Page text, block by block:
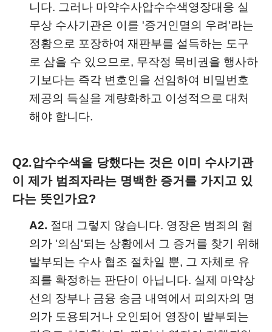
니다. 그러나 마약수사압수수색영장대응 실
무상 수사기관은 이를 '증거인멸의 우려'라는
정황으로 포장하여 재판부를 설득하는 도구
로 삼을 수 있으므로, 무작정 묵비권을 행사하
기보다는 즉각 변호인을 선임하여 비밀번호
제공의 득실을 계량화하고 이성적으로 대처
해야 합니다.
Q2.압수수색을 당했다는 것은 이미 수사기관
이 제가 범죄자라는 명백한 증거를 가지고 있
다는 뜻인가요?
A2. 절대 그렇지 않습니다. 영장은 범죄의 혐
의가 '의심'되는 상황에서 그 증거를 찾기 위해
발부되는 수사 협조 절차일 뿐, 그 자체로 유
죄를 확정하는 판단이 아닙니다. 실제 마약상
선의 장부나 금융 송금 내역에서 피의자의 명
의가 도용되거나 오인되어 영장이 발부되는